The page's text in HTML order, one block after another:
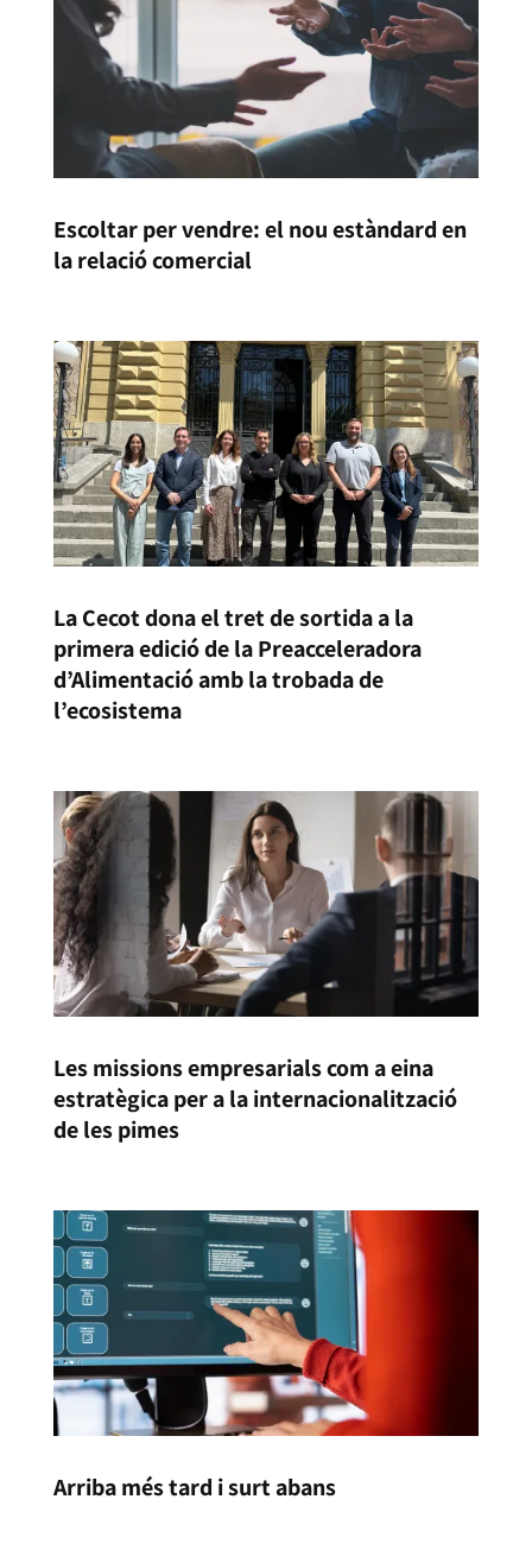
Escoltar per vendre: el nou estàndard en
la relació comercial
La Cecot dona el tret de sortida a la
primera edició de la Preacceleradora
d’Alimentació amb la trobada de
l’ecosistema
Les missions empresarials com a eina
estratègica per a la internacionalització
de les pimes
Arriba més tard i surt abans